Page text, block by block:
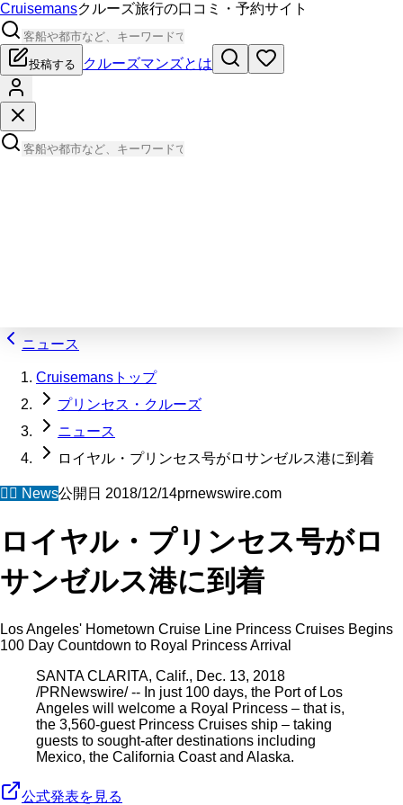
Cruisemansクルーズ旅行の口コミ・予約サイト
投稿する クルーズマンズとは
ニュース
Cruisemansトップ
プリンセス・クルーズ
ニュース
ロイヤル・プリンセス号がロサンゼルス港に到着
🧜‍♀️ News公開日 2018/12/14prnewswire.com
ロイヤル・プリンセス号がロ
サンゼルス港に到着
Los Angeles' Hometown Cruise Line Princess Cruises Begins
100 Day Countdown to Royal Princess Arrival
SANTA CLARITA, Calif., Dec. 13, 2018
/PRNewswire/ -- In just 100 days, the Port of Los
Angeles will welcome a Royal Princess – that is,
the 3,560-guest Princess Cruises ship – taking
guests to sought-after destinations including
Mexico, the California Coast and Alaska.
公式発表を見る